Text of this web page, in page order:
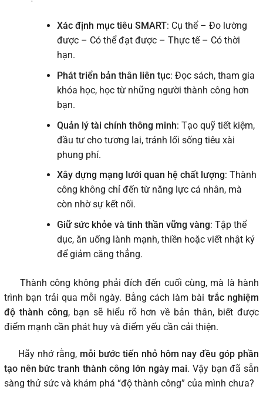
Xác định mục tiêu SMART: Cụ thể – Đo lường
được – Có thể đạt được – Thực tế – Có thời
hạn.
Phát triển bản thân liên tục: Đọc sách, tham gia
khóa học, học từ những người thành công hơn
bạn.
Quản lý tài chính thông minh: Tạo quỹ tiết kiệm,
đầu tư cho tương lai, tránh lối sống tiêu xài
phung phí.
Xây dựng mạng lưới quan hệ chất lượng: Thành
công không chỉ đến từ năng lực cá nhân, mà
còn nhờ sự kết nối.
Giữ sức khỏe và tinh thần vững vàng: Tập thể
dục, ăn uống lành mạnh, thiền hoặc viết nhật ký
để giảm căng thẳng.
Thành công không phải đích đến cuối cùng, mà là hành
trình bạn trải qua mỗi ngày. Bằng cách làm bài trắc nghiệm
độ thành công, bạn sẽ hiểu rõ hơn về bản thân, biết được
điểm mạnh cần phát huy và điểm yếu cần cải thiện.
Hãy nhớ rằng, mỗi bước tiến nhỏ hôm nay đều góp phần
tạo nên bức tranh thành công lớn ngày mai. Vậy bạn đã sẵn
sàng thử sức và khám phá “độ thành công” của mình chưa?